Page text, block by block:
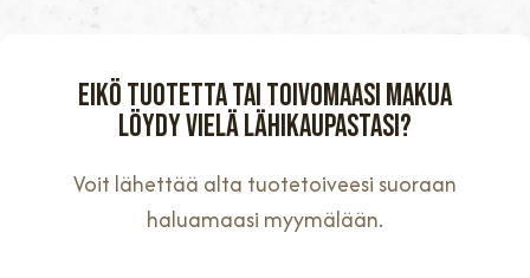
Eikö tuotetta tai toivomaasi makua
löydy vielä lähikaupastasi?
Voit lähettää alta tuotetoiveesi suoraan
haluamaasi myymälään.